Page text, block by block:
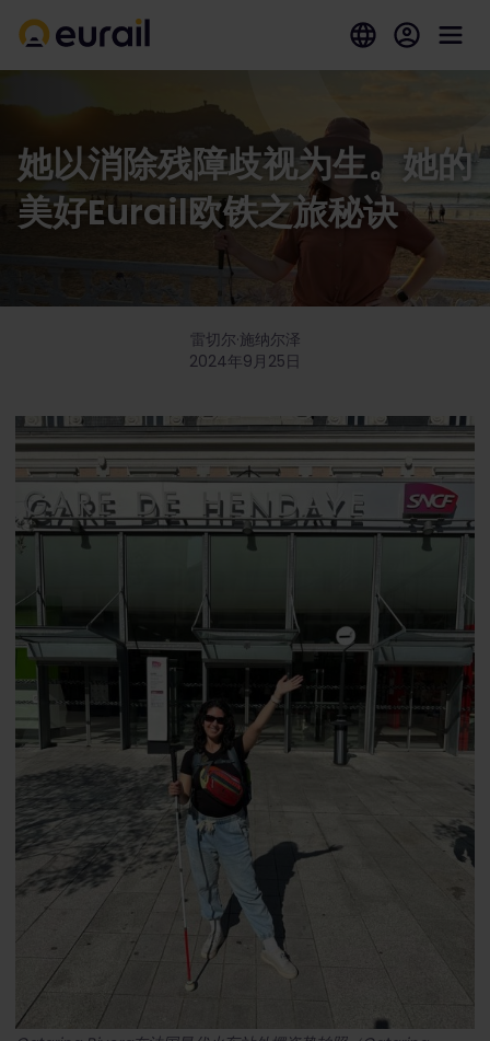
她以消除残障歧视为生。她的
美好Eurail欧铁之旅秘诀
雷切尔·施纳尔泽
2024年9月25日